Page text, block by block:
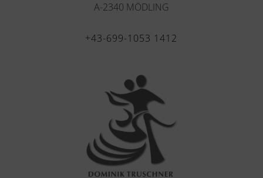
A-2340 MÖDLING
+43-699-1053 1412